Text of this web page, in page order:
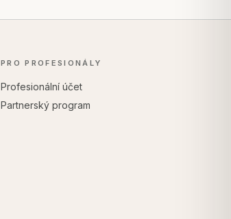
PRO PROFESIONÁLY
Profesionální účet
Partnerský program